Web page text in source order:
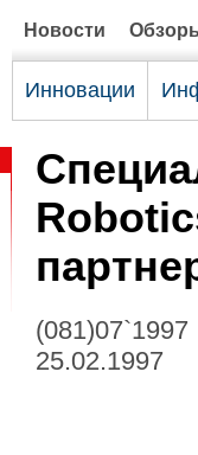
Новости
Инновации
(081)07`1997
25.02.1997